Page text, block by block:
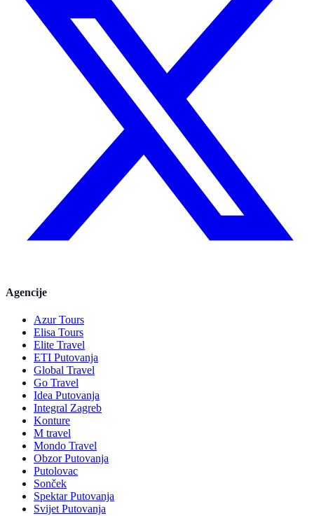
Agencije
Azur Tours
Elisa Tours
Elite Travel
ETI Putovanja
Global Travel
Go Travel
Idea Putovanja
Integral Zagreb
Konture
M travel
Mondo Travel
Obzor Putovanja
Putolovac
Sonček
Spektar Putovanja
Svijet Putovanja